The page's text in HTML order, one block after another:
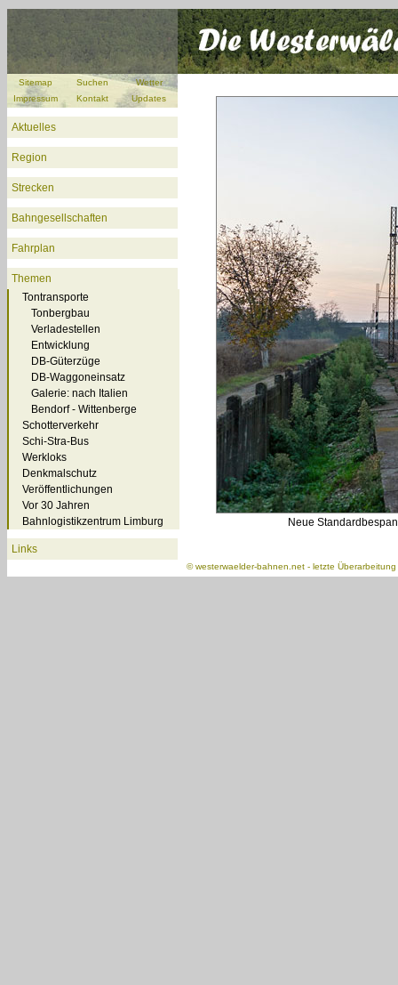
Sitemap Suchen
Wetter
Impressum
Kontakt Updates
Aktuelles
Region
Strecken
Bahngesellschaften
Fahrplan
Themen
Tontransporte
Tonbergbau
Verladestellen
Entwicklung
DB-Güterzüge
DB-Waggoneinsatz
Galerie: nach Italien
Bendorf - Wittenberge
Schotterverkehr
Schi-Stra-Bus
Werkloks
Denkmalschutz
Veröffentlichungen
Vor 30 Jahren
Bahnlogistikzentrum Limburg
Links
Neue
©westerwaelder-bahnen.net - letzte